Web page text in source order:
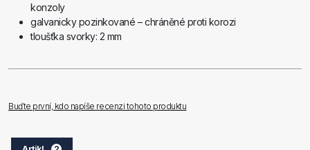
konzoly
galvanicky pozinkované – chráněné proti korozi
tloušťka svorky: 2 mm
Buďte první, kdo napíše recenzi tohoto produktu